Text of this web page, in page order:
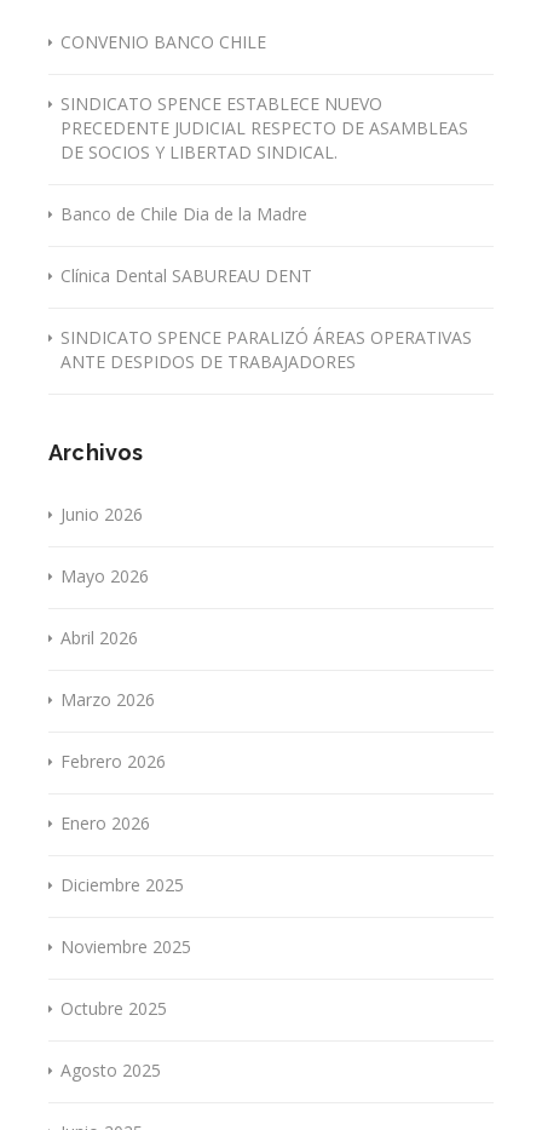
CONVENIO BANCO CHILE
SINDICATO SPENCE ESTABLECE NUEVO
PRECEDENTE JUDICIAL RESPECTO DE ASAMBLEAS
DE SOCIOS Y LIBERTAD SINDICAL.
Banco de Chile Dia de la Madre
Clínica Dental SABUREAU DENT
SINDICATO SPENCE PARALIZÓ ÁREAS OPERATIVAS
ANTE DESPIDOS DE TRABAJADORES
Archivos
Junio 2026
Mayo 2026
Abril 2026
Marzo 2026
Febrero 2026
Enero 2026
Diciembre 2025
Noviembre 2025
Octubre 2025
Agosto 2025